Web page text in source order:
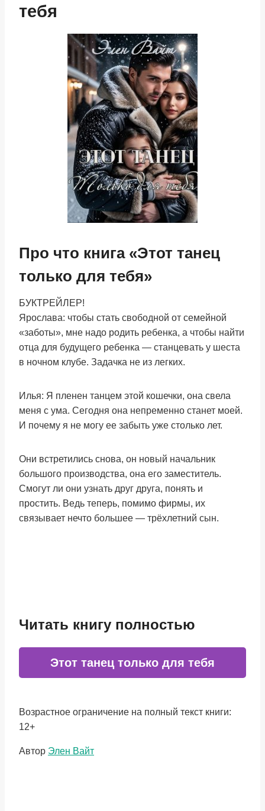
тебя
Про что книга «Этот танец
только для тебя»
БУКТРЕЙЛЕР!
Ярослава: чтобы стать свободной от семейной
«заботы», мне надо родить ребенка, а чтобы найти
отца для будущего ребенка — станцевать у шеста
в ночном клубе. Задачка не из легких.
Илья: Я пленен танцем этой кошечки, она свела
меня с ума. Сегодня она непременно станет моей.
И почему я не могу ее забыть уже столько лет.
Они встретились снова, он новый начальник
большого производства, она его заместитель.
Смогут ли они узнать друг друга, понять и
простить. Ведь теперь, помимо фирмы, их
связывает нечто большее — трёхлетний сын.
Читать книгу полностью
Этот танец только для тебя
Возрастное ограничение на полный текст книги:
12+
Метки
Автор Элен Вайт